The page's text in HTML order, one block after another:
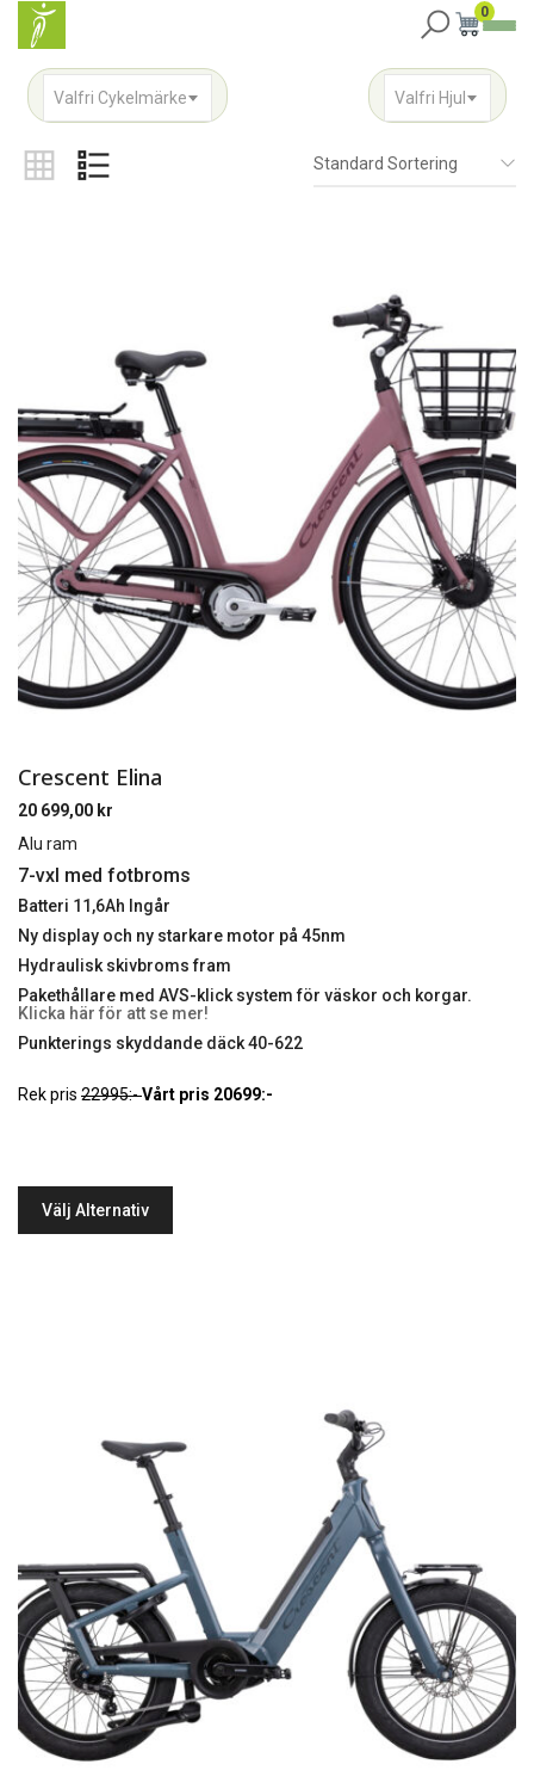
0
Valfri Cykelmärke Valfri Hjul
Standard Sortering
Crescent Elina
20 699,00 kr
Alu ram
7-vxl med fotbroms
Batteri 11,6Ah Ingår
Ny display och ny starkare motor på 45nm
Hydraulisk skivbroms fram
Pakethållare med AVS-klick system för väskor och korgar.
Klicka här för att se mer!
Punkterings skyddande däck 40-622
Rek pris 22995:-Vårt pris 20699:-
Välj Alternativ